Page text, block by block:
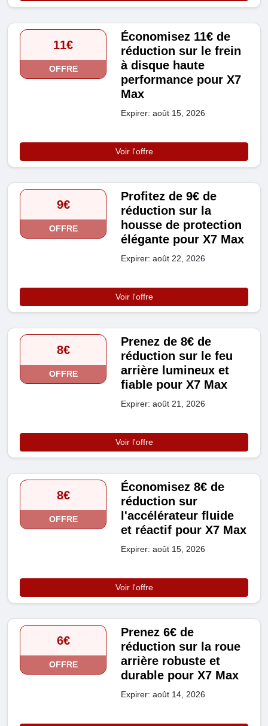
11€
OFFRE
Économisez 11€ de
réduction sur le frein
à disque haute
performance pour X7
Max
Expirer: août 15, 2026
Voir l'offre
9€
OFFRE
Profitez de 9€ de
réduction sur la
housse de protection
élégante pour X7 Max
Expirer: août 22, 2026
Voir l'offre
8€
OFFRE
Prenez de 8€ de
réduction sur le feu
arrière lumineux et
fiable pour X7 Max
Expirer: août 21, 2026
Voir l'offre
8€
OFFRE
Économisez 8€ de
réduction sur
l'accélérateur fluide
et réactif pour X7 Max
Expirer: août 15, 2026
Voir l'offre
6€
OFFRE
Prenez 6€ de
réduction sur la roue
arrière robuste et
durable pour X7 Max
Expirer: août 14, 2026